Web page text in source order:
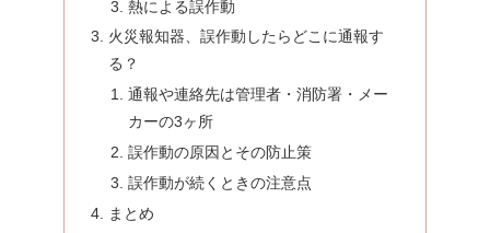
熱による誤作動
火災報知器、誤作動したらどこに通報す
る？
通報や連絡先は管理者・消防署・メー
カーの3ヶ所
誤作動の原因とその防止策
誤作動が続くときの注意点
まとめ